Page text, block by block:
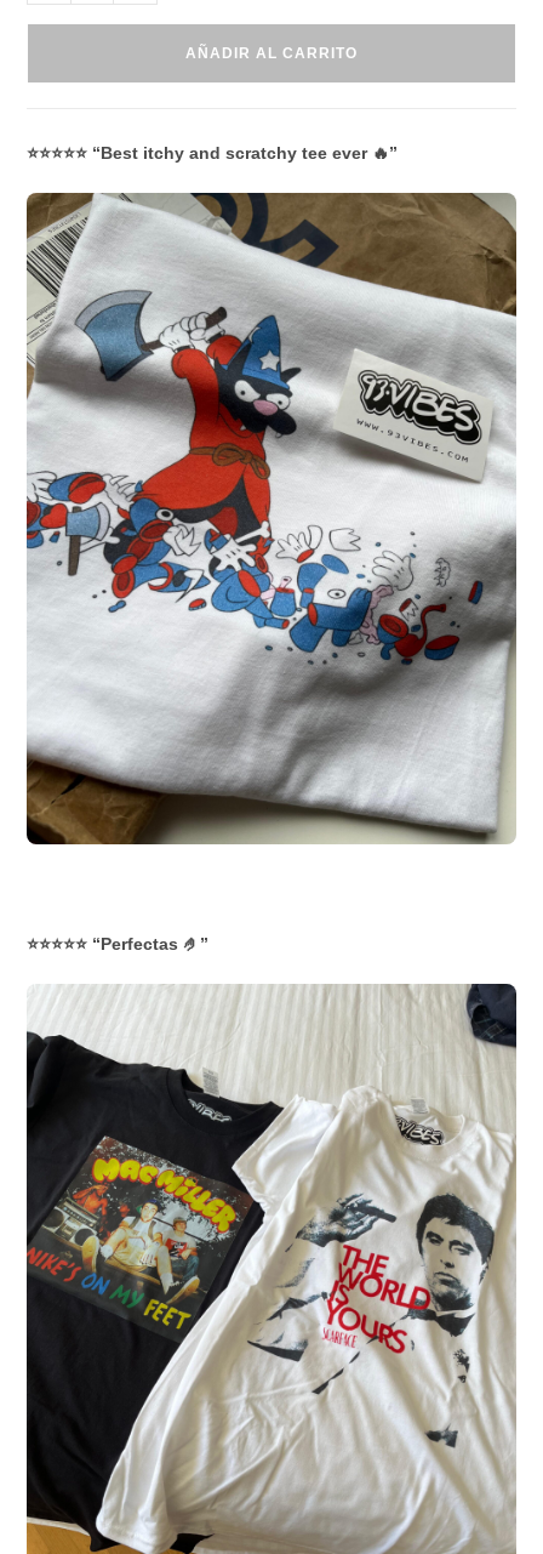
AÑADIR AL CARRITO
⭐⭐⭐⭐⭐ “Best itchy and scratchy tee ever 🔥”
⭐⭐⭐⭐⭐ “Perfectas 🤌”